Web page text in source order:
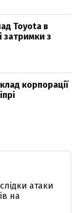
Toyota в
затримки з
корпорації
атаки
на